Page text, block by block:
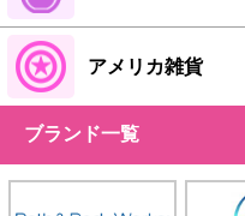
アメリカ雑貨
ブランド一覧